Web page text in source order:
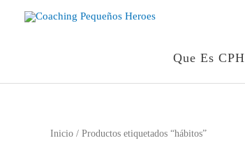
Que Es CPH
Inicio / Productos etiquetados “hábitos”